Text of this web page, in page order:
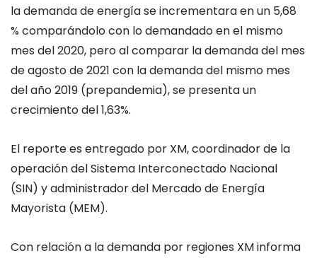
la demanda de energía se incrementara en un 5,68
% comparándolo con lo demandado en el mismo
mes del 2020, pero al comparar la demanda del mes
de agosto de 2021 con la demanda del mismo mes
del año 2019 (prepandemia), se presenta un
crecimiento del 1,63%.
El reporte es entregado por XM, coordinador de la
operación del Sistema Interconectado Nacional
(SIN) y administrador del Mercado de Energía
Mayorista (MEM).
Con relación a la demanda por regiones XM informa